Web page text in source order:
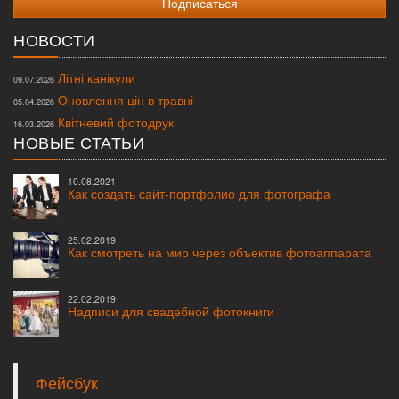
НОВОСТИ
09.07.2026 Літні канікули
05.04.2026 Оновлення цін в травні
16.03.2026 Квітневий фотодрук
НОВЫЕ СТАТЬИ
10.08.2021
Как создать сайт-портфолио для фотографа
25.02.2019
Как смотреть на мир через объектив фотоаппарата
22.02.2019
Надписи для свадебной фотокниги
Фейсбук